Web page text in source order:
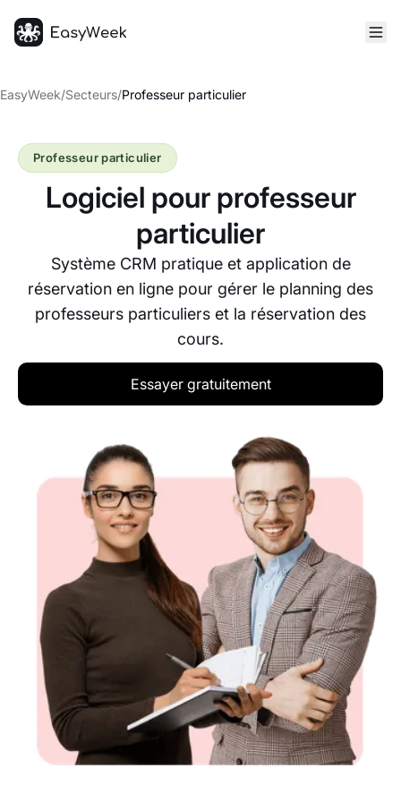
EasyWeek/Secteurs/Professeur particulier
Logiciel pour professeur
particulier
Système CRM pratique et application de
réservation en ligne pour gérer le planning des
professeurs particuliers et la réservation des
cours.
Professeur particulier
Essayer gratuitement